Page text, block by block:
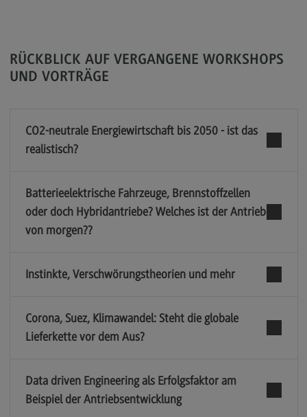
Intensive Care
Intensive Care
Berufsperspektiven
Kontakt
Marketing and Business Psychology
Modulangebot
Kontakt
Maschinenbau
Rahmenbedingungen
Modulangebot
RÜCKBLICK AUF VERGANGENE WORKSHOPS
UND VORTRÄGE
CO2-neutrale Energiewirtschaft bis 2050 - ist das
realistisch?
Batterieelektrische Fahrzeuge, Brennstoffzellen
oder doch Hybridantriebe? Welches ist der Antrieb
von morgen??
Instinkte, Verschwörungstheorien und mehr
Corona, Suez, Klimawandel: Steht die globale
Lieferkette vor dem Aus?
Data driven Engineering als Erfolgsfaktor am
Beispiel der Antriebsentwicklung